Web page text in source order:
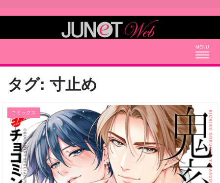
タグ: 寸止め
コミックス